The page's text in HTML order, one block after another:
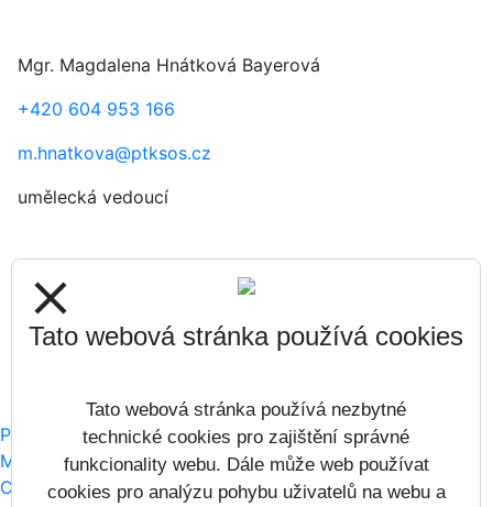
Mgr. Magdalena Hnátková Bayerová
+420 604 953 166
m.hnatkova@ptksos.cz
umělecká vedoucí
sekretariát
+420 725 575 227
Prohlášení o přístupnosti
Mapa webu
Cookies
close
Tato webová stránka používá cookies
Tato webová stránka používá nezbytné
technické cookies pro zajištění správné
funkcionality webu. Dále může web používat
cookies pro analýzu pohybu uživatelů na webu a